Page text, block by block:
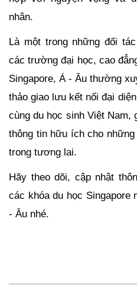
nhân.
Là một trong những đối
các trường đại học, cao
Singapore, Á - Âu thường
thảo giao lưu kết nối đại
cùng du học sinh Việt Nam,
thông tin hữu ích cho
trong tương lai.
Hãy theo dõi, cập nhật
các khóa du học Singapore
- Âu nhé.